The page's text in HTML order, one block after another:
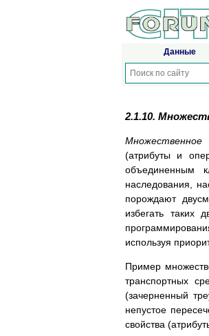
Данные
2.1.10.
Множественное
(атрибуты и
объединенным
наследования,
порождают
избегать таких
используя
Пример
транспортных
(зачерненный
непустое
свойства